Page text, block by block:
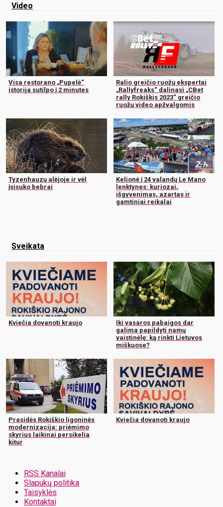
Video
Visa restorano „Pupelė“
istorija sutilpo į 2 minutes
Ralio greičio ruožų ekspertai
„Rallyfreaks“ dalinasi „CBet
rally Rokiškis 2023“ greičio
ruožų video apžvalgomis
Tyzenhauzų alėjoje ir vėl
įsisuko bebrai
Kelionė į 24 valandų Le Mano
lenktynes: kuriozai,
išgyvenimas, azartas ir
gamtiniai reikalai
Sveikata
Kviečia dovanoti kraujo
Iki vasaros pabaigos dar
galima papildyti namų
vaistinėlę: ką rinkti Lietuvos
miškuose?
Prasidės Rokiškio ligoninės
modernizacija: priėmimo
skyrius laikinai persikelia
kitur
Kviečia dovanoti kraujo
RSS Kanalai
Slapukų politika
Taisyklės
Kontaktai